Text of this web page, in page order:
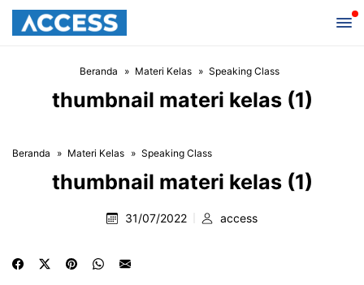
Beranda Materi Kelas Speaking Class
thumbnail materi kelas (1)
Beranda Materi Kelas Speaking Class
thumbnail materi kelas (1)
31/07/2022 access